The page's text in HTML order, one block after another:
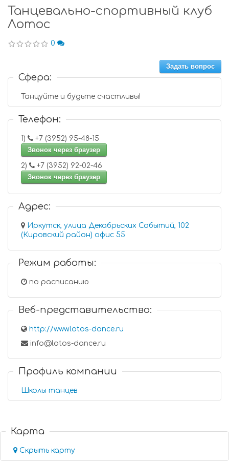
Танцевально-спортивный клуб
Лотос
0
Задать вопрос
Сфера:
Танцуйте и будьте счастливы!
Телефон:
1)
+7 (3952) 95-48-15
Звонок через браузер
2)
+7 (3952) 92-02-46
Звонок через браузер
Адрес:
Иркутск, улица Декабрьских Событий, 102
(Кировский район) офис 55
Режим работы:
по расписанию
Веб-представительство:
http://www.lotos-dance.ru
info@lotos-dance.ru
Профиль компании
Школы танцев
Карта
Скрыть карту